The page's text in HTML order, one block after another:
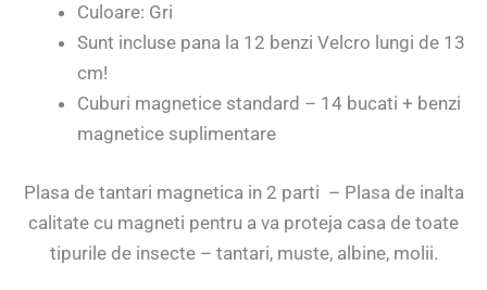
Culoare: Gri
Sunt incluse pana la 12 benzi Velcro lungi de 13
cm!
Cuburi magnetice standard – 14 bucati + benzi
magnetice suplimentare
Plasa de tantari magnetica in 2 parti – Plasa de inalta
calitate cu magneti pentru a va proteja casa de toate
tipurile de insecte – tantari, muste, albine, molii.